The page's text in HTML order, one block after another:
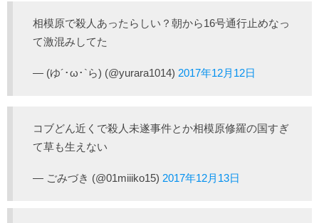
相模原で殺人あったらしい？朝から16号通行止めなっ
て激混みしてた
— (ゆ´･ω･`ら) (@yurara1014) 2017年12月12日
コブどん近くで殺人未遂事件とか相模原修羅の国すぎ
て草も生えない
— ごみづき (@01miiiko15) 2017年12月13日